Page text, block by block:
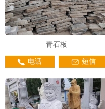
青石板
电话 短信